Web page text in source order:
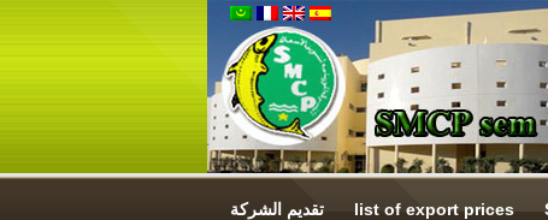
تقديم الشركة list of export prices